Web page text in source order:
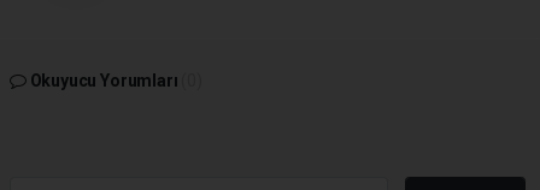
Okuyucu Yorumları